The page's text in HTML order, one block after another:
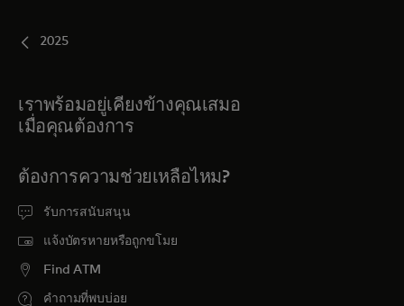
2025
เราพร้อมอยู่เคียงข้างคุณเสมอ
เมื่อคุณต้องการ
ต้องการความช่วยเหลือไหม?
รับการสนับสนุน
แจ้งบัตรหายหรือถูกขโมย
Find ATM
คำถามที่พบบ่อย